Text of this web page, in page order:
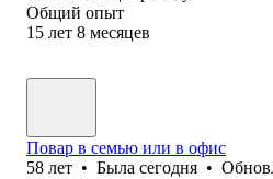
Общий опыт
15 лет 8 месяцев
Повар в семью или в офис
58 лет • Была сегодня •